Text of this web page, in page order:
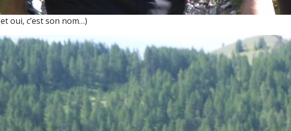
oui, c’est son nom…)